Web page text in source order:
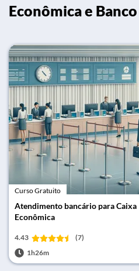
Econômica e
Curso Gratuito
Atendimento bancário para Caixa
Econômica
4.43
(7)
1h26m